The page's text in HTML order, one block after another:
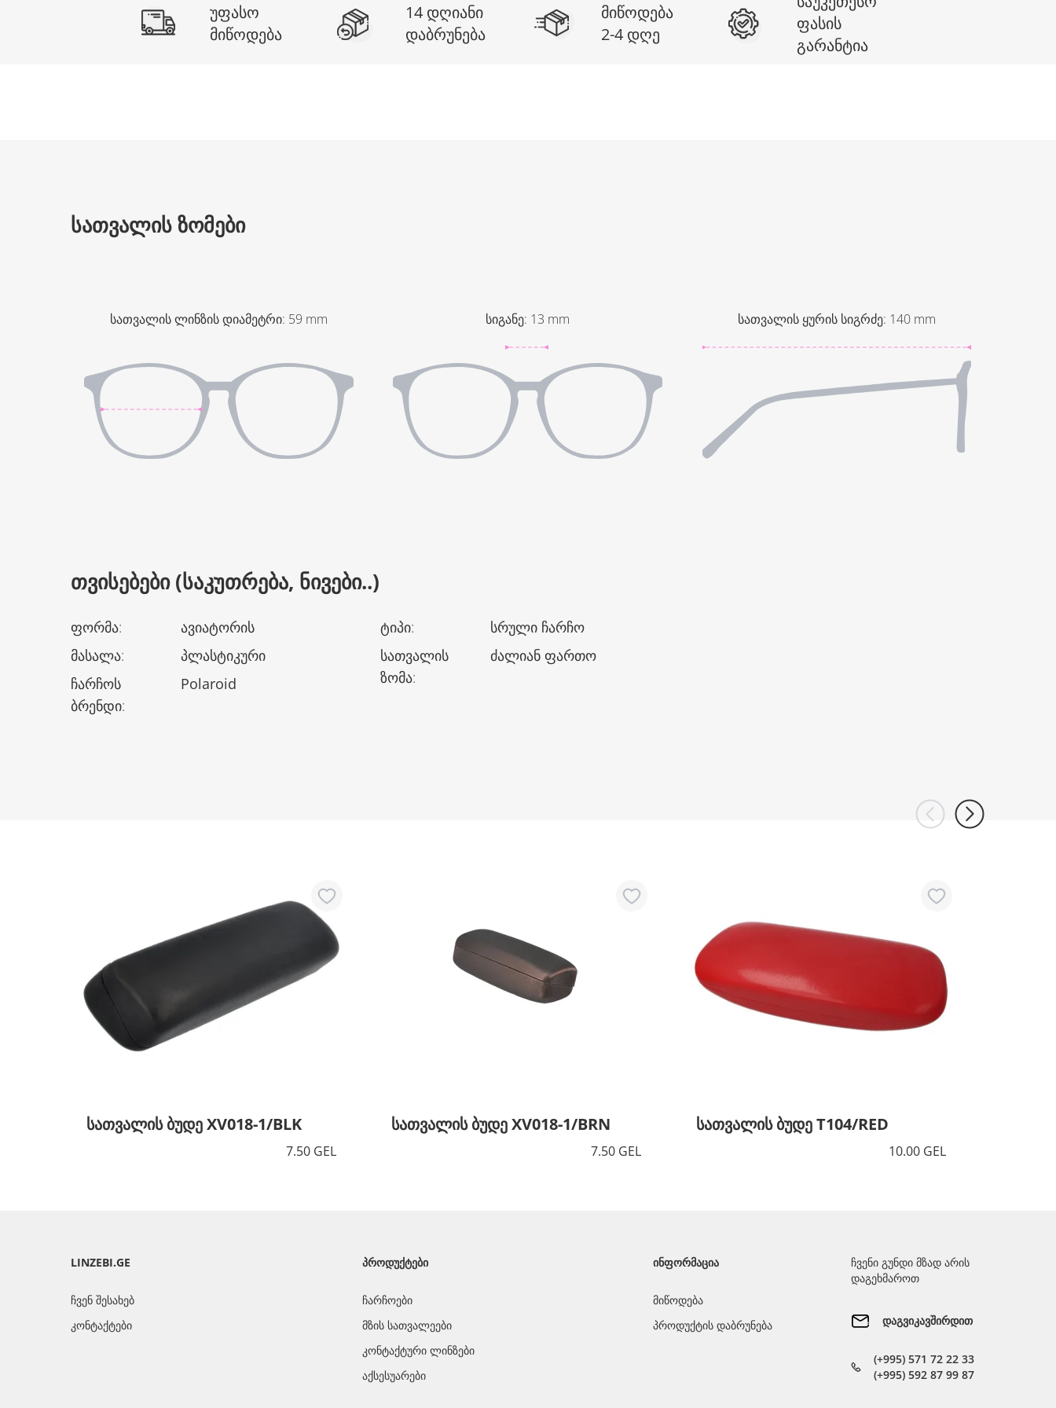
უფასო
მიწოდება
14 დღიანი
დაბრუნება
მიწოდება
2-4 დღე
ფასის
გარანტია
ᲡᲐᲗᲕᲐᲚᲘᲡ ᲖᲝᲛᲔᲑᲘ
სათვალის ლინზის დიამეტრი: 59 mm სიგანე: 13 mm სათვალის ყურის სიგრძე: 140 mm
ᲗᲕᲘᲡᲔᲑᲔᲑᲘ (ᲡᲐᲙᲣᲗᲠᲔᲑᲐ, ᲜᲘᲕᲔᲑᲘ..)
ფორმა:
ავიატორის
მასალა:
პლასტიკური
ჩარჩოს
ბრენდი:
Polaroid
ტიპი:
სრული ჩარჩო
სათვალის
ზომა:
ძალიან ფართო
სათვალის ბუდე XV018-1/BLK
7.50 GEL
სათვალის ბუდე XV018-1/BRN
7.50 GEL
სათვალის ბუდე T104/RED
10.00 GEL
LINZEBI.GE
ჩვენ შესახებ
კონტაქტები
ᲞᲠᲝᲓᲣᲥᲢᲔᲑᲘ
ჩარჩოები
მზის სათვალეები
კონტაქტური ლინზები
აქსესუარები
ᲘᲜᲤᲝᲠᲛᲐᲪᲘᲐ
მიწოდება
პროდუქტის დაბრუნება
ჩვენი გუნდი მზად არის
დაგეხმაროთ
დაგვიკავშირდით
(+995) 571 72 22 33
(+995) 592 87 99 87